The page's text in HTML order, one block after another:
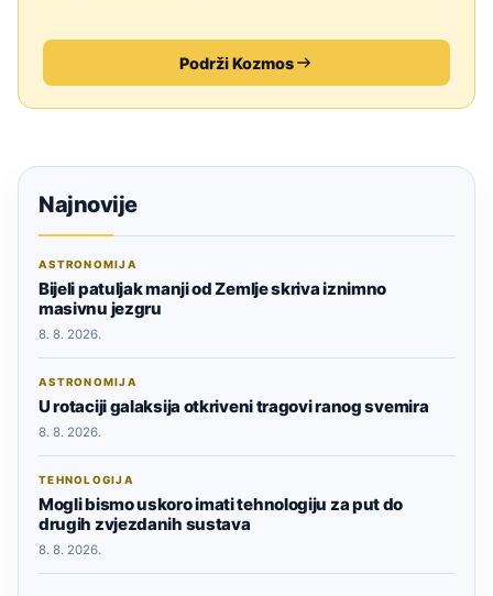
Podrži Kozmos
Najnovije
ASTRONOMIJA
Bijeli patuljak manji od Zemlje skriva iznimno
masivnu jezgru
8. 8. 2026.
ASTRONOMIJA
U rotaciji galaksija otkriveni tragovi ranog svemira
8. 8. 2026.
TEHNOLOGIJA
Mogli bismo uskoro imati tehnologiju za put do
drugih zvjezdanih sustava
8. 8. 2026.